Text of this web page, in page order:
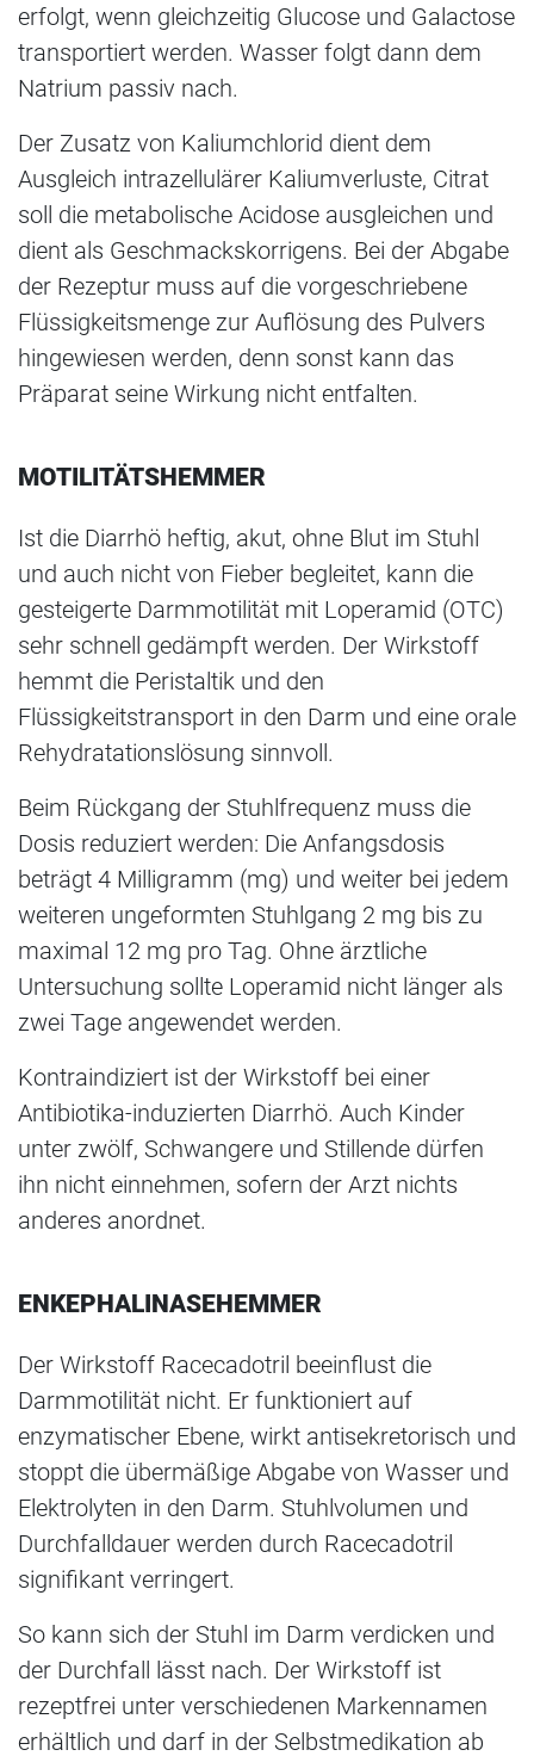
erfolgt, wenn gleichzeitig Glucose und Galactose
transportiert werden. Wasser folgt dann dem
Natrium passiv nach.
Der Zusatz von Kaliumchlorid dient dem
Ausgleich intrazellulärer Kaliumverluste, Citrat
soll die metabolische Acidose ausgleichen und
dient als Geschmackskorrigens. Bei der Abgabe
der Rezeptur muss auf die vorgeschriebene
Flüssigkeitsmenge zur Auflösung des Pulvers
hingewiesen werden, denn sonst kann das
Präparat seine Wirkung nicht entfalten.
MOTILITÄTSHEMMER
Ist die Diarrhö heftig, akut, ohne Blut im Stuhl
und auch nicht von Fieber begleitet, kann die
gesteigerte Darmmotilität mit Loperamid (OTC)
sehr schnell gedämpft werden. Der Wirkstoff
hemmt die Peristaltik und den
Flüssigkeitstransport in den Darm und eine orale
Rehydratationslösung sinnvoll.
Beim Rückgang der Stuhlfrequenz muss die
Dosis reduziert werden: Die Anfangsdosis
beträgt 4 Milligramm (mg) und weiter bei jedem
weiteren ungeformten Stuhlgang 2 mg bis zu
maximal 12 mg pro Tag. Ohne ärztliche
Untersuchung sollte Loperamid nicht länger als
zwei Tage angewendet werden.
Kontraindiziert ist der Wirkstoff bei einer
Antibiotika-induzierten Diarrhö. Auch Kinder
unter zwölf, Schwangere und Stillende dürfen
ihn nicht einnehmen, sofern der Arzt nichts
anderes anordnet.
ENKEPHALINASEHEMMER
Der Wirkstoff Racecadotril beeinflust die
Darmmotilität nicht. Er funktioniert auf
enzymatischer Ebene, wirkt antisekretorisch und
stoppt die übermäßige Abgabe von Wasser und
Elektrolyten in den Darm. Stuhlvolumen und
Durchfalldauer werden durch Racecadotril
signifikant verringert.
So kann sich der Stuhl im Darm verdicken und
der Durchfall lässt nach. Der Wirkstoff ist
rezeptfrei unter verschiedenen Markennamen
erhältlich und darf in der Selbstmedikation ab